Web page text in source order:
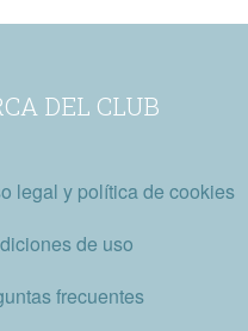
DEL CLUB
legal y política de cookies
de uso
frecuentes